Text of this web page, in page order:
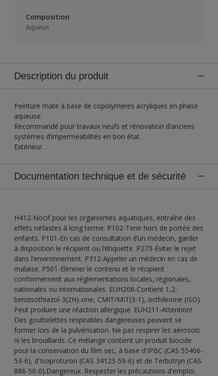
Composition
Aqueux
Description du produit
Peinture mate à base de copolymères acryliques en phase
aqueuse.
Recommandé pour travaux neufs et rénovation d’anciens
systèmes d’imperméabilités en bon état.
Extérieur.
Documentation technique et de sécurité
H412-Nocif pour les organismes aquatiques, entraîne des
effets néfastes à long terme. P102-Tenir hors de portée des
enfants. P101-En cas de consultation d’un médecin, garder
à disposition le récipient ou l’étiquette. P273-Éviter le rejet
dans l’environnement. P312-Appeler un médecin en cas de
malaise. P501-Eliminer le contenu et le récipient
conformément aux réglementations locales, régionales,
nationales ou internationales. EUH208-Contient 1,2-
benzisothiazol-3(2H)-one, CMIT/MIT(3-1), octhilinone (ISO).
Peut produire une réaction allergique. EUH211-Attention!
Des gouttelettes respirables dangereuses peuvent se
former lors de la pulvérisation. Ne pas respirer les aérosols
ni les brouillards. Ce mélange contient un produit biocide
pour la conservation du film sec, à base d'IPBC (CAS 55406-
53-6), d'Isoproturon (CAS 34123-59-6) et de Terbutryn (CAS
886-50-0).Dangereux. Respecter les précautions d'emploi.